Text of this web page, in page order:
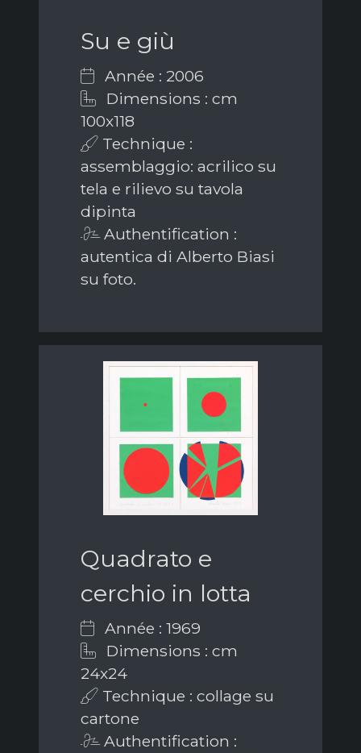
Su e giù
Année : 2006
Dimensions : cm
100x118
Technique :
assemblaggio: acrilico su
tela e rilievo su tavola
dipinta
Authentification :
autentica di Alberto Biasi
su foto.
Quadrato e
cerchio in lotta
Année : 1969
Dimensions : cm
24x24
Technique : collage su
cartone
Authentification :